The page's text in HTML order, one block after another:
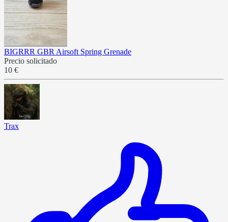
BIGRRR GBR Airsoft Spring Grenade
Precio solicitado
10 €
Trax